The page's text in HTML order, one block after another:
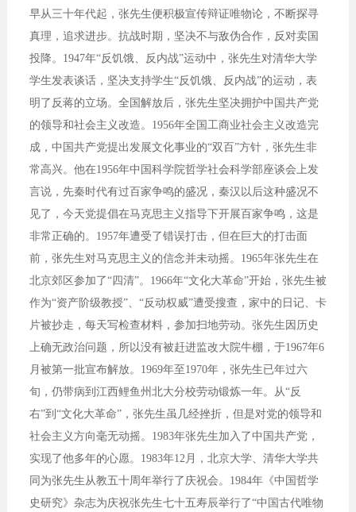
早从三十年代起，张先生便积极宣传辩证唯物论，不断探寻
真理，追求进步。抗战时期，坚决不与敌伪合作，反对卖国
投降。1947年“反饥饿、反内战”运动中，张先生对清华大学
学生发表谈话，坚决支持学生“反饥饿、反内战”的运动，表
明了反蒋的立场。全国解放后，张先生坚决拥护中国共产党
的领导和社会主义改造。1956年全国工商业社会主义改造完
成，中国共产党提出发展文化事业的“双百”方针，张先生非
常高兴。他在1956年中国科学院哲学社会科学部座谈会上发
言说，先秦时代有过百家争鸣的盛况，秦汉以后这种盛况不
见了，今天党提倡在马克思主义指导下开展百家争鸣，这是
非常正确的。1957年遭受了错误打击，但在巨大的打击面
前，张先生对马克思主义的信念并未动摇。1965年张先生在
北京郊区参加了“四清”。1966年“文化大革命”开始，张先生被
作为“资产阶级教授”、“反动权威”遭受搜查，家中的日记、卡
片被抄走，每天写检查材料，参加扫地劳动。张先生因历史
上确无政治问题，所以没有被赶进监改大院牛棚，于1967年6
月被第一批宣布解放。1969年至1970年，张先生已年过六
旬，仍带病到江西鲤鱼州北大分校劳动锻炼一年。从“反
右”到“文化大革命”，张先生虽几经挫折，但是对党的领导和
社会主义方向毫无动摇。1983年张先生加入了中国共产党，
实现了他多年的心愿。1983年12月，北京大学、清华大学共
同为张先生从教五十周年举行了庆祝会。1984年《中国哲学
史研究》杂志为庆祝张先生七十五寿辰举行了“中国古代唯物